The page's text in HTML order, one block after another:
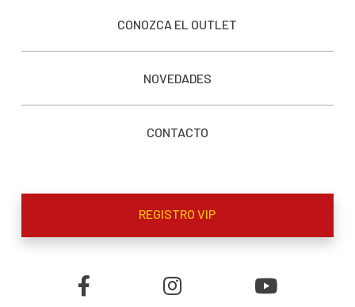
CONOZCA EL OUTLET
NOVEDADES
CONTACTO
REGISTRO VIP